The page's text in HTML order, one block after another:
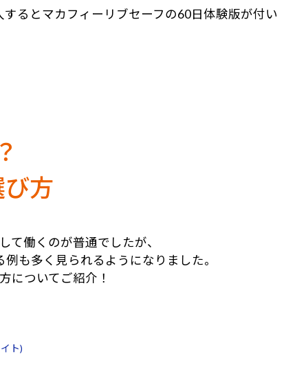
るとマカフィーリブセーフの60日体験版が付い
方
働くのが普通でしたが、
も多く見られるようになりました。
についてご紹介！
ト)